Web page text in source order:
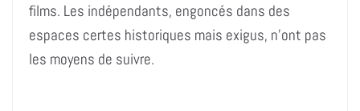
films. Les indépendants, engoncés dans des
espaces certes historiques mais exigus, n’ont pas
les moyens de suivre.